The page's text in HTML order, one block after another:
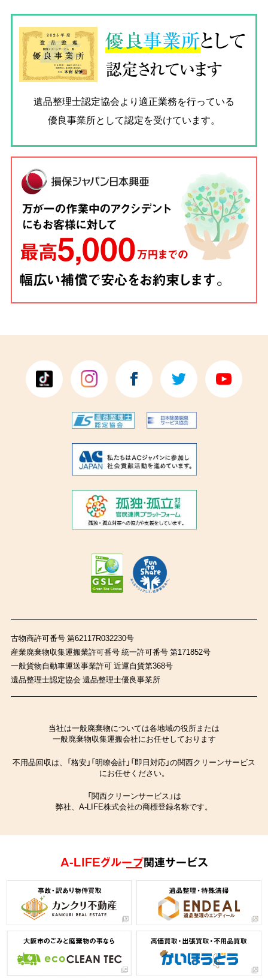
優良事業所として
認定されています
遺品整理士認定協会より適正業務を行っている
優良事業所として認定を受けています。
古物商許可番号 第62117R032230号
産業廃棄物収集運搬業許可番号 統一許可番号 第171852号
一般貨物自動車運送事業許可 近運自貨第368号
遺品整理士認定協会 遺品整理士優良事業所
当社は一般廃棄物については各地域の役所または
一般廃棄物収集運搬会社にお任せしております
不用品回収は、「格安」「明瞭会計」「即日対応」の関西クリーンサービス
にお任せください。
「関西クリーンサービス」は
弊社、A-LIFE株式会社の商標登録名称です。
A-LIFEグループ関連サービス